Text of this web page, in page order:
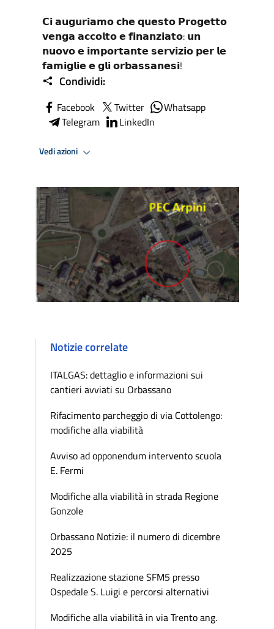
𝗖𝗶 𝗮𝘂𝗴𝘂𝗿𝗶𝗮𝗺𝗼 𝗰𝗵𝗲 𝗾𝘂𝗲𝘀𝘁𝗼 𝗣𝗿𝗼𝗴𝗲𝘁𝘁𝗼
𝘃𝗲𝗻𝗴𝗮 𝗮𝗰𝗰𝗼𝗹𝘁𝗼 𝗲 𝗳𝗶𝗻𝗮𝗻𝘇𝗶𝗮𝘁𝗼: 𝘂𝗻
𝗻𝘂𝗼𝘃𝗼 𝗲 𝗶𝗺𝗽𝗼𝗿𝘁𝗮𝗻𝘁𝗲 𝘀𝗲𝗿𝘃𝗶𝘇𝗶𝗼 𝗽𝗲𝗿 𝗹𝗲
𝗳𝗮𝗺𝗶𝗴𝗹𝗶𝗲 𝗲 𝗴𝗹𝗶 𝗼𝗿𝗯𝗮𝘀𝘀𝗮𝗻𝗲𝘀𝗶!
Condividi:
Facebook Twitter
Whatsapp
Telegram
LinkedIn
Vedi azioni
Notizie correlate
ITALGAS: dettaglio e informazioni sui
cantieri avviati su Orbassano
Rifacimento parcheggio di via Cottolengo:
modifiche alla viabilità
Avviso ad opponendum intervento scuola
E. Fermi
Modifiche alla viabilità in strada Regione
Gonzole
Orbassano Notizie: il numero di dicembre
2025
Realizzazione stazione SFM5 presso
Ospedale S. Luigi e percorsi alternativi
Modifiche alla viabilità in via Trento ang.